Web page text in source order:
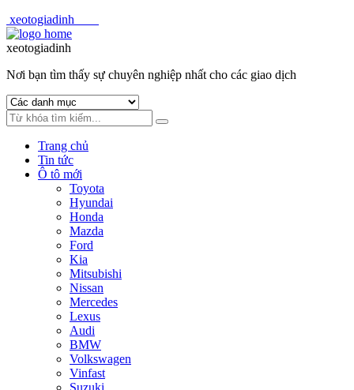
xeotogiadinh
Skip
to
Skip
to
xeotogiadinh
Nơi bạn tìm thấy sự chuyên nghiệp nhất cho các giao dịch
Trang chủ
Tin tức
Ô tô mới
Toyota
Hyundai
Honda
Mazda
Ford
Kia
Mitsubishi
Nissan
Mercedes
Lexus
Audi
BMW
Volkswagen
Vinfast
Suzuki